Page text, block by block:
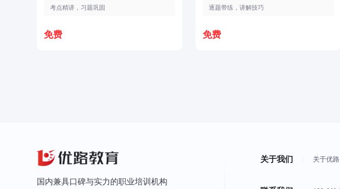
考点精讲，习题巩固
免费
逐题带练，讲解技巧
免费
国内兼具口碑与实力的职业培训机构
关于我们 关于优路